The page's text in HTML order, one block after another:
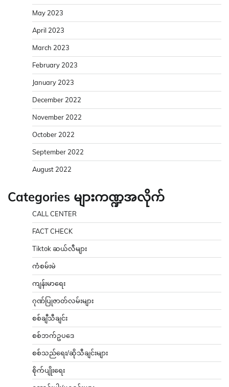
May 2023
April 2023
March 2023
February 2023
January 2023
December 2022
November 2022
October 2022
September 2022
August 2022
Categories များကဏ္ဍအလိုက်
CALL CENTER
FACT CHECK
Tiktok ဆယ်လီများ
ကံစမ်းမဲ
ကျန်းမာရေး
ဂုဏ်ပြုဇာတ်လမ်းများ
စစ်ချီသီချင်း
စစ်ဘက်ဥပဒေ
စစ်သည်ရေး/ဆိုသီချင်းများ
စိုက်ပျိုးရေး